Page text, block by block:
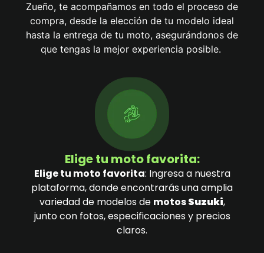
Zueño, te acompañamos en todo el proceso de
compra, desde la elección de tu modelo ideal
hasta la entrega de tu moto, asegurándonos de
que tengas la mejor experiencia posible.
Elige tu moto favorita:
Elige tu moto favorita: Ingresa a nuestra
plataforma, donde encontrarás una amplia
variedad de modelos de motosSuzuki,
junto con fotos, especificaciones y precios
claros.